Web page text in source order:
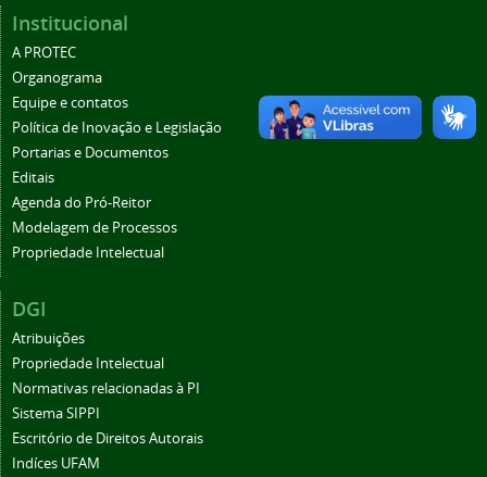
Institucional
A PROTEC
Organograma
Equipe e contatos
Política de Inovação e Legislação
Portarias e Documentos
Editais
Agenda do Pró-Reitor
Modelagem de Processos
Propriedade Intelectual
DGI
Atribuições
Propriedade Intelectual
Normativas relacionadas à PI
Sistema SIPPI
Escritório de Direitos Autorais
Indíces UFAM